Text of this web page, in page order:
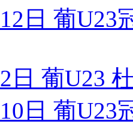
日 葡U23
日 葡U23
日 葡U23